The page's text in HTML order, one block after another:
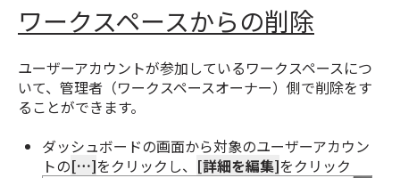
ワークスペースからの削除
ユーザーアカウントが参加しているワークスペースにつ
いて、管理者（ワークスペースオーナー）側で削除をす
ることができます。
ダッシュボードの画面から対象のユーザーアカウン
トの[…]をクリックし、 [詳細を編集]をクリック